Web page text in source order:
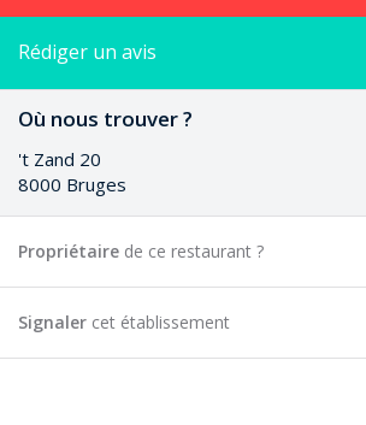
Rédiger un avis
Où nous trouver ?
't Zand 20
8000 Bruges
Propriétaire de ce restaurant ?
Signaler cet établissement